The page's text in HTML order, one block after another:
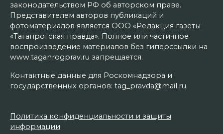
законодательством РФ об авторском праве.
Представителем авторов публикаций и
фотоматериалов является ООО «Редакция газеты
«Таганрогская правда». Полное или частичное
воспроизведение материалов без гиперссылки на
www.taganrogprav.ru запрещается.
Контактные данные для Роскомнадзора и
государственных органов: tag_pravda@mail.ru
Политика конфиденциальности и защиты
информации